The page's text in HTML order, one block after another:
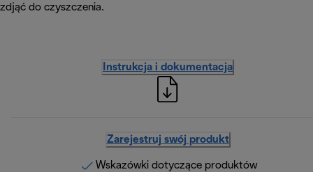
zdjąć do czyszczenia.
Instrukcja i dokumentacja
Zarejestruj swój produkt
Wskazówki dotyczące produktów